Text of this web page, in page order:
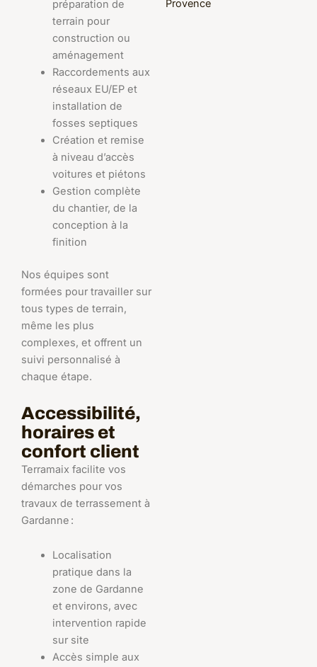
préparation de
terrain pour
construction ou
aménagement
Raccordements aux
réseaux EU/EP et
installation de
fosses septiques
Création et remise
à niveau d’accès
voitures et piétons
Gestion complète
du chantier, de la
conception à la
finition
Nos équipes sont
formées pour travailler sur
tous types de terrain,
même les plus
complexes, et offrent un
suivi personnalisé à
chaque étape.
Accessibilité,
horaires et
confort client
Terramaix facilite vos
démarches pour vos
travaux de terrassement à
Gardanne :
Localisation
pratique dans la
zone de Gardanne
et environs, avec
intervention rapide
sur site
Accès simple aux
Provence